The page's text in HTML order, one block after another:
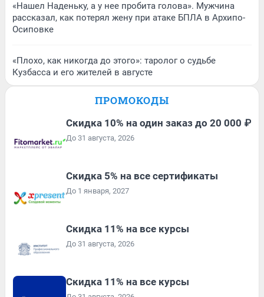
«Нашел Наденьку, а у нее пробита голова». Мужчина
рассказал, как потерял жену при атаке БПЛА в Архипо-
Осиповке
«Плохо, как никогда до этого»: таролог о судьбе
Кузбасса и его жителей в августе
ПРОМОКОДЫ
Скидка 10% на один заказ до 20 000 ₽
До 31 августа, 2026
Скидка 5% на все сертификаты
До 1 января, 2027
Скидка 11% на все курсы
До 31 августа, 2026
Скидка 11% на все курсы